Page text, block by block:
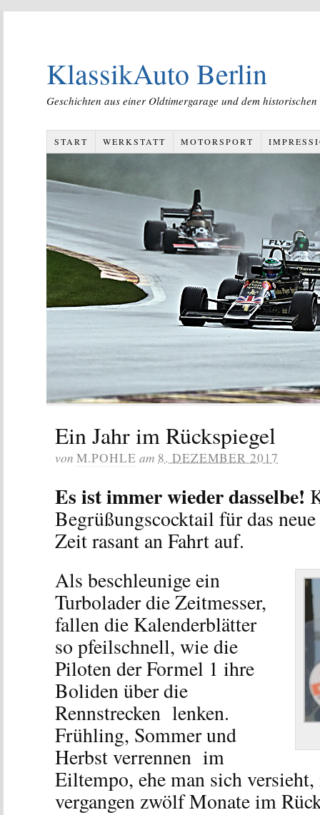
KlassikAuto Berlin
Geschichten aus einer Oldtimergarage und dem
START WERKSTATT MOTORSPORT
Ein Jahr im Rückspiegel
von M.POHLE am 8. DEZEMBER 2017
Es ist immer wieder dasselbe!
Begrüßungscocktail für das
Zeit rasant an Fahrt auf.
Als beschleunige ein
Turbolader die Zeitmesser,
fallen die Kalenderblätter
so pfeilschnell, wie die
Piloten der Formel 1 ihre
Boliden über die
Rennstrecken lenken.
Frühling, Sommer und
Herbst verrennen im
Eiltempo, ehe man sich
vergangen zwölf Monate im